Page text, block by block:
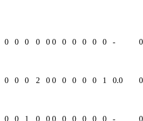
0 0 0 0 0 0 0 0 0 0 0 - 0
0 0 0 2 0 0 0 0 0 0 1 0.0 0
0 0 1 0 0 0 0 0 0 0 0 - 0